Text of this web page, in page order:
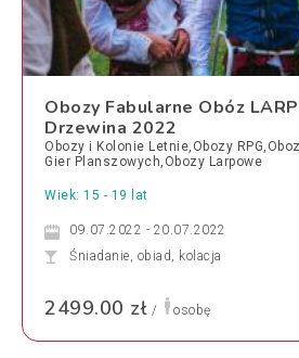
Obozy Fabularne Obóz
Drzewina 2022
Obozy i Kolonie Letnie,Obozy
Gier Planszowych,Obozy Larpowe
Wiek: 15 - 19 lat
09.07.2022 - 20.07.2022
Śniadanie, obiad, kolacja
2499.00 zł / osobę